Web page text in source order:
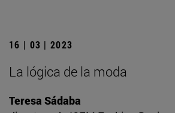
16 | 03 | 2023
La lógica de la moda
Teresa Sádaba